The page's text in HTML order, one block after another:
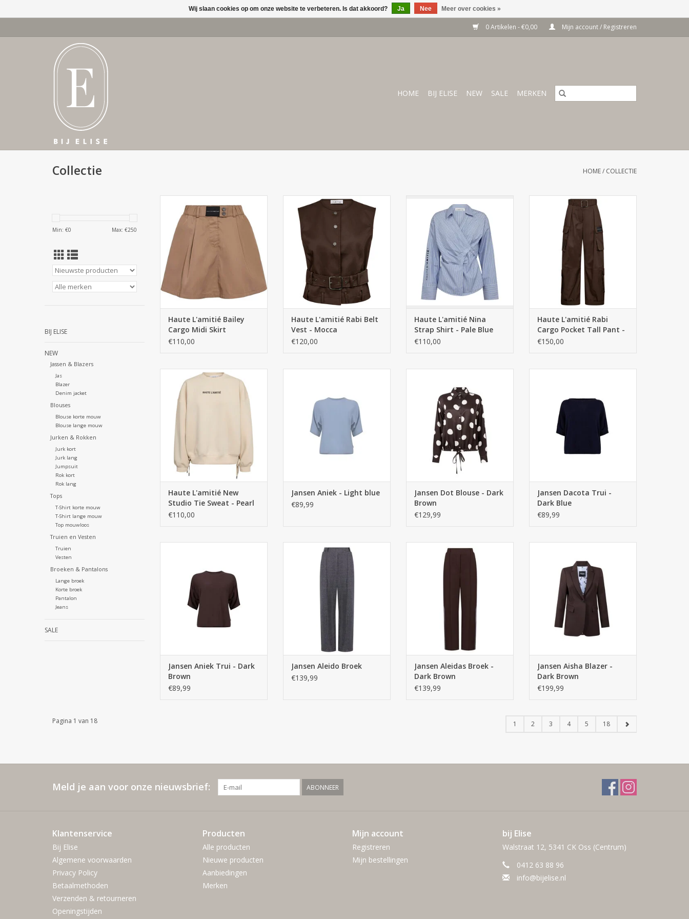
0 Artikelen - €0,00 Mijn account / Registreren
HOME BIJ ELISE NEW SALE MERKEN
Collectie HOME/ COLLECTIE
Min: €0 Max: €250
BIJ ELISE
NEW
Jassen & Blazers
Jas
Blazer
Denim jacket
Blouses
Blouse korte mouw
Blouse lange mouw
Jurken & Rokken
Jurk kort
Jurk lang
Jumpsuit
Rok kort
Rok lang
Tops
T-Shirt korte mouw
T-Shirt lange mouw
Top mouwloos
Truien en Vesten
Truien
Vesten
Broeken & Pantalons
Lange broek
Korte broek
Pantalon
Jeans
SALE
Haute L'amitié Bailey
Cargo Midi Skirt
€110,00
Haute L'amitié Rabi Belt
Vest - Mocca
€120,00
Haute L'amitié Nina
Strap Shirt - Pale Blue
Stripe
€110,00
Haute L'amitié Rabi
Cargo Pocket Tall Pant -
Mocca
€150,00
Haute L'amitié New
Studio Tie Sweat - Pearl
€110,00
Jansen Aniek - Light blue
€89,99
Jansen Dot Blouse - Dark
Brown
€129,99
Jansen Dacota Trui -
Dark Blue
€89,99
Jansen Aniek Trui - Dark
Brown
€89,99
Jansen Aleido Broek
€139,99
Jansen Aleidas Broek -
Dark Brown
€139,99
Jansen Aisha Blazer -
Dark Brown
€199,99
Pagina 1 van 18 1 2 3 4 5 18
Meld je aan voor onze nieuwsbrief: ABONNEER
Klantenservice
Bij Elise
Algemene voorwaarden
Privacy Policy
Betaalmethoden
Verzenden & retourneren
Openingstijden
Producten
Alle producten
Nieuwe producten
Aanbiedingen
Merken
Mijn account
Registreren
Mijn bestellingen
bij Elise
Walstraat 12, 5341 CK Oss (Centrum)
0412 63 88 96
info@bijelise.nl
Wij slaan cookies op om onze website te verbeteren. Is dat akkoord? Ja Nee Meer over cookies »